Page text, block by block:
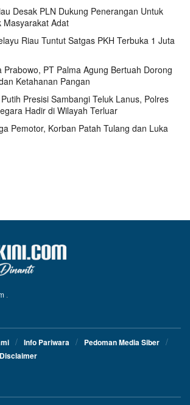
Desak PLN Dukung Penerangan Untuk
Masyarakat Adat
Riau Tuntut Satgas PKH Terbuka 1 Juta
Prabowo, PT Palma Agung Bertuah Dorong
Ketahanan Pangan
Presisi Sambangi Teluk Lanus, Polres
Hadir di Wilayah Terluar
Pemotor, Korban Patah Tulang dan Luka
.
Info Pariwara
Pedoman Media Siber
Disclaimer